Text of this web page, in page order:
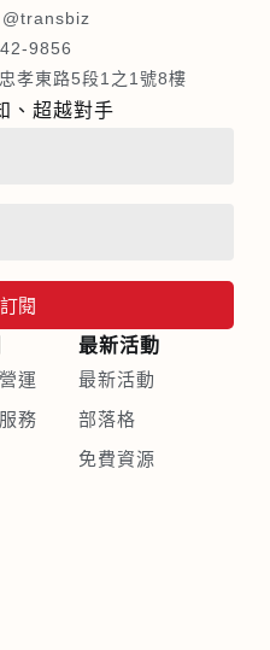
9856
孝東路5段1之1號8樓
運
務
最新活動
最新活動
部落格
免費資源
、超越對手
閱